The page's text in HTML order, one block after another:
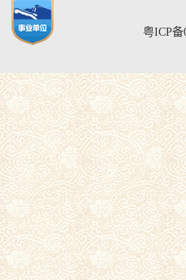
粤ICP备